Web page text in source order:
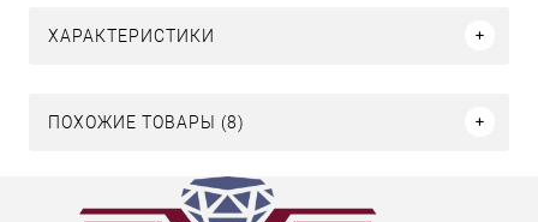
ХАРАКТЕРИСТИКИ
ПОХОЖИЕ ТОВАРЫ (8)